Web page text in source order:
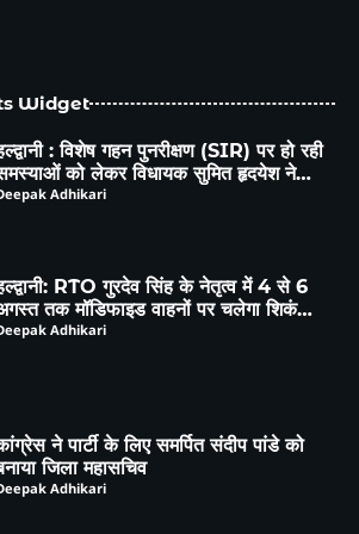
Widget: विशेष गहन पुनरीक्षण (SIR) पर हो रही
मजिस्ट्रेट से की चर्चा
Adhikari
RTO गुरदेव सिंह के नेतृत्व में 4 से 6
फिल्म-हूटर-रेट्रो साइलेंसर पर होगी सख्त
Adhikari
Adhikari